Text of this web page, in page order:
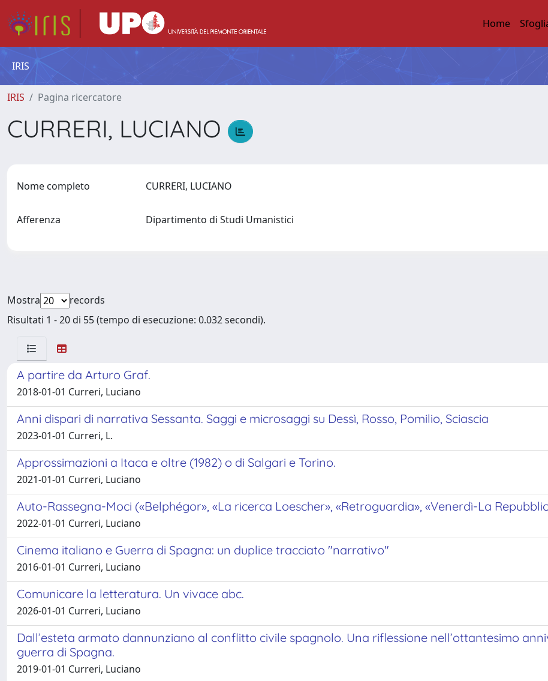
Home
IRIS
IRIS Pagina ricercatore
CURRERI, LUCIANO
Nome completo CURRERI, LUCIANO
Afferenza Dipartimento di Studi Umanistici
Mostra
records
Risultati 1 - 20 di 55 (tempo di esecuzione: 0.032 secondi).
A partire da Arturo Graf.
2018-01-01 Curreri, Luciano
Anni dispari di narrativa Sessanta. Saggi e microsaggi su Dessì, Rosso, Pomilio, Sciascia
2023-01-01 Curreri, L.
Approssimazioni a Itaca e oltre (1982) o di Salgari e Torino.
2021-01-01 Curreri, Luciano
Auto-Rassegna-Moci («Belphégor», «La ricerca Loescher», «Retroguardia», «Venerdì-La
2022-01-01 Curreri, Luciano
Cinema italiano e Guerra di Spagna: un duplice tracciato "narrativo"
2016-01-01 Curreri, Luciano
Comunicare la letteratura. Un vivace abc.
2026-01-01 Curreri, Luciano
Dall’esteta armato dannunziano al conflitto civile spagnolo. Una riflessione nell’ottantesimo
guerra di Spagna.
2019-01-01 Curreri, Luciano